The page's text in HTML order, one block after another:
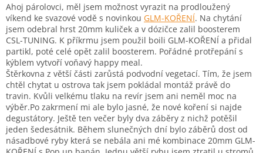
Ahoj párolovci, měl jsem možnost vyrazit na prodloužený
víkend ke svazové vodě s novinkou GLM-KOŘENÍ. Na chytání
jsem odebral hrst 20mm kuliček a v dózičce zalil boosterem
CSL-TUNING. K příkrmu jsem použil boili GLM-KOŘENÍ a přidal
partikl, poté celé opět zalil boosterem. Pořádné protřepání s
kýblem vytvoří voňavý happy meal.
Štěrkovna z větší části zarůstá podvodní vegetací. Tím, že jsem
chtěl chytat u ostrova tak jsem pokládal montáž právě do
travin. Kvůli velkému tlaku na revír jsem ani neměl moc na
výběr.Po zakrmení mi ale bylo jasné, že nové koření si najde
degustátory. Ještě ten večer byly dva záběry z nichž potěšil
jeden šedesátnik. Během slunečných dní bylo záběrů dost od
násadbové ryby která se nebála ani mé kombinace 20mm GLM-